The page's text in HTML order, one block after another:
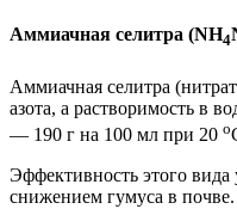
Аммиачная селитра (NH4
Аммиачная селитра
азота, а растворимость в
— 190 г на 100 мл при 20 о
Эффективность этого
снижением гумуса в почве.